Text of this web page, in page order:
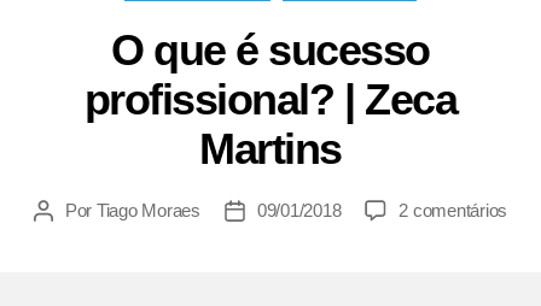
O que é sucesso
profissional? | Zeca
Martins
Autor
Por Tiago Moraes
Data09/01/2018 2 comentários